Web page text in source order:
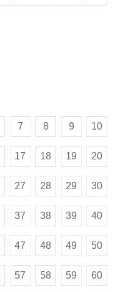
7 8 9 10
17 18 19 20
27 28 29 30
37 38 39 40
47 48 49 50
57 58 59 60